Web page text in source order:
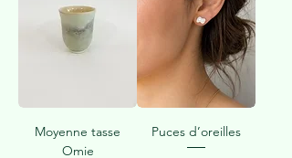
Moyenne tasse
Omie
Puces d’oreilles